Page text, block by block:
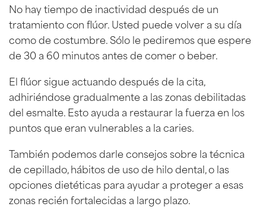
No hay tiempo de inactividad después de un
tratamiento con flúor. Usted puede volver a su día
como de costumbre. Sólo le pediremos que espere
de 30 a 60 minutos antes de comer o beber.
El flúor sigue actuando después de la cita,
adhiriéndose gradualmente a las zonas debilitadas
del esmalte. Esto ayuda a restaurar la fuerza en los
puntos que eran vulnerables a la caries.
También podemos darle consejos sobre la técnica
de cepillado, hábitos de uso de hilo dental, o las
opciones dietéticas para ayudar a proteger a esas
zonas recién fortalecidas a largo plazo.